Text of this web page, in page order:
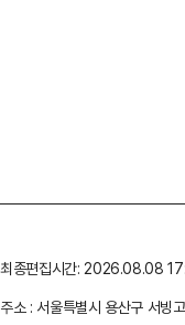
최종편집시간: 2026.08.08
주소 : 서울특별시 용산구 서빙